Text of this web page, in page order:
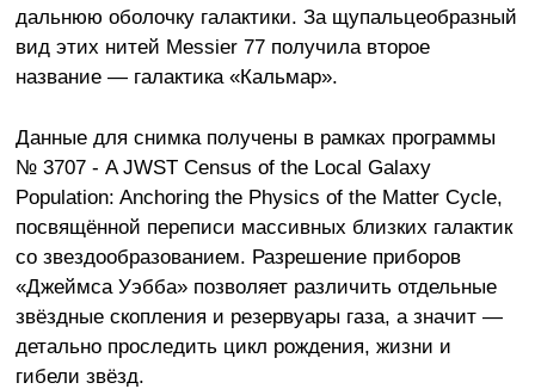
дальнюю оболочку галактики. За щупальцеобразный
вид этих нитей Messier 77 получила второе
название — галактика «Кальмар».
Данные для снимка получены в рамках программы
№ 3707 - A JWST Census of the Local Galaxy
Population: Anchoring the Physics of the Matter Cycle,
посвящённой переписи массивных близких галактик
со звездообразованием. Разрешение приборов
«Джеймса Уэбба» позволяет различить отдельные
звёздные скопления и резервуары газа, а значит —
детально проследить цикл рождения, жизни и
гибели звёзд.